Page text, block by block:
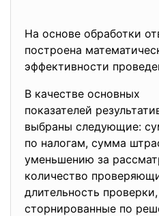
На основе обработки
построена
эффективности
В качестве основных
показателей
выбраны следующие:
по налогам, сумма
уменьшению за
количество
длительность
сторнированные по